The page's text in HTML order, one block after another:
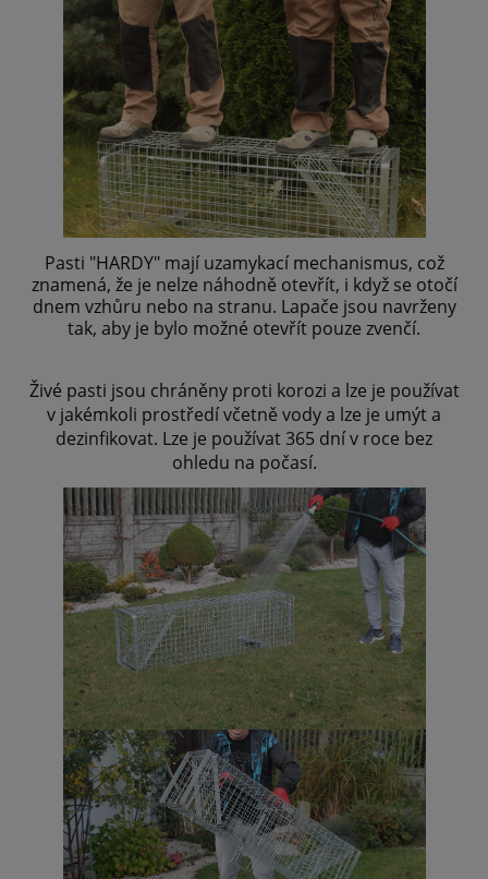
Pasti "HARDY" mají uzamykací mechanismus, což
znamená, že je nelze náhodně otevřít, i když se otočí
dnem vzhůru nebo na stranu. Lapače jsou navrženy
tak, aby je bylo možné otevřít pouze zvenčí.
Živé pasti jsou chráněny proti korozi a lze je používat
v jakémkoli prostředí včetně vody a lze je umýt a
dezinfikovat. Lze je používat 365 dní v roce bez
ohledu na počasí.